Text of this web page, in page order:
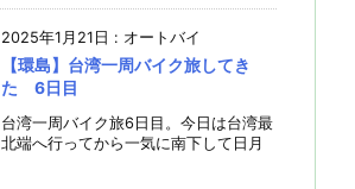
2025年1月21日 : オートバイ
【環島】台湾一周バイク旅してき
た 6日目
台湾一周バイク旅6日目。今日は台湾最
北端へ行ってから一気に南下して日月